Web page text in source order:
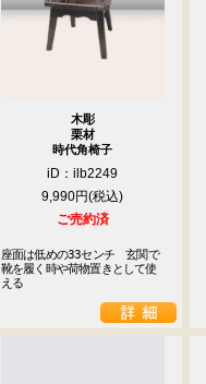
木彫
栗材
時代角椅子
iD：ilb2249
9,990円
ご売約済
座面は低めの33センチ　玄関で
靴を履く時や荷物置きとして使
える